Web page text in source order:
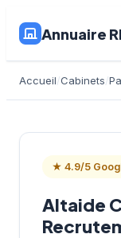
Annuaire
Accueil Cabinets
★ 4.9/5
Altaide